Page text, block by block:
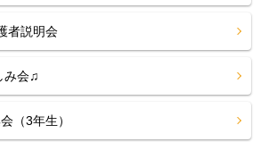
者説明会
み会♫
（3年生）